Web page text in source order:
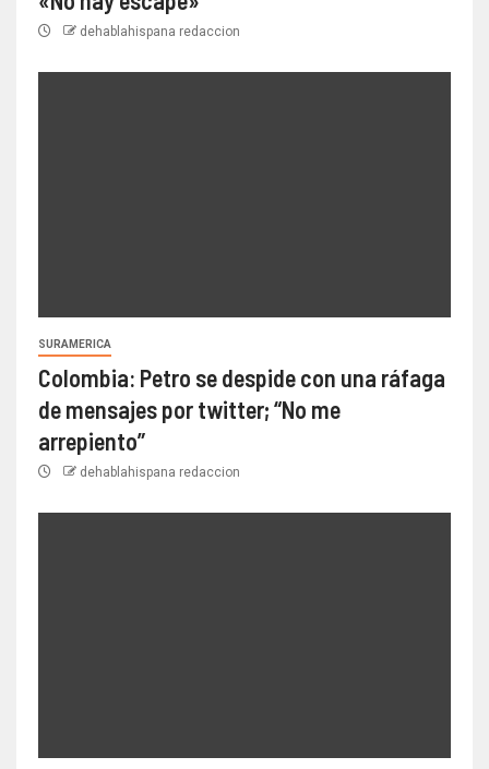
dehablahispana redaccion
SURAMERICA
Colombia: Petro se despide con una ráfaga
de mensajes por twitter; “No me
arrepiento”
dehablahispana redaccion